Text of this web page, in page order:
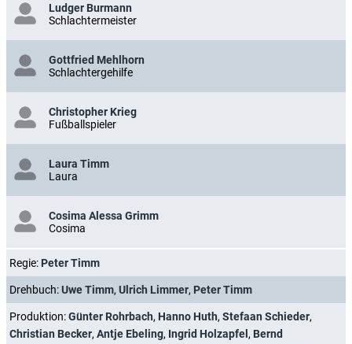
Ludger Burmann
Schlachtermeister
Gottfried Mehlhorn
Schlachtergehilfe
Christopher Krieg
Fußballspieler
Laura Timm
Laura
Cosima Alessa Grimm
Cosima
Regie: Peter Timm
Drehbuch:Uwe Timm, Ulrich Limmer, Peter Timm
Produktion:Günter Rohrbach, Hanno Huth, Stefaan Schieder,
Christian Becker, Antje Ebeling, Ingrid Holzapfel , Bernd